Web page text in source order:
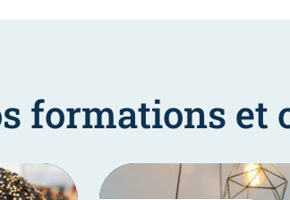
formations et